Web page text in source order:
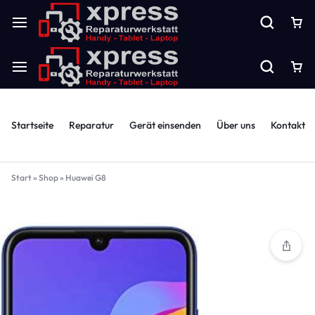
Startseite Reparatur Gerät einsenden Über uns Kontakt
Start» Shop» Huawei G8